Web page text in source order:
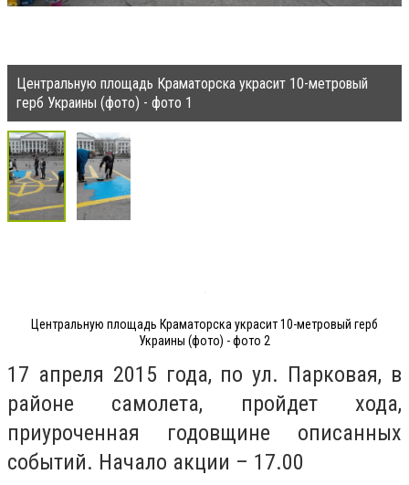
Центральную площадь Краматорска украсит 10-метровый
герб Украины (фото) - фото 1
Центральную площадь Краматорска украсит 10-метровый герб
Украины (фото) - фото 2
17 апреля 2015 года, по ул. Парковая, в
районе самолета, пройдет хода,
приуроченная годовщине описанных
событий. Начало акции – 17.00